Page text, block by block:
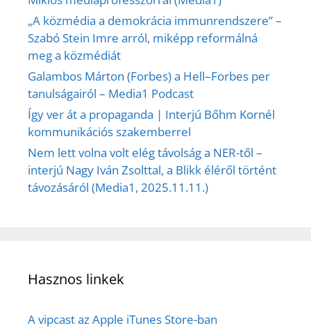
„A közmédia a demokrácia immunrendszere” –
Szabó Stein Imre arról, miképp reformálná
meg a közmédiát
Galambos Márton (Forbes) a Hell–Forbes per
tanulságairól – Media1 Podcast
Így ver át a propaganda | Interjú Bőhm Kornél
kommunikációs szakemberrel
Nem lett volna volt elég távolság a NER-től –
interjú Nagy Iván Zsolttal, a Blikk éléről történt
távozásáról (Media1, 2025.11.11.)
Hasznos linkek
A vipcast az Apple iTunes Store-ban